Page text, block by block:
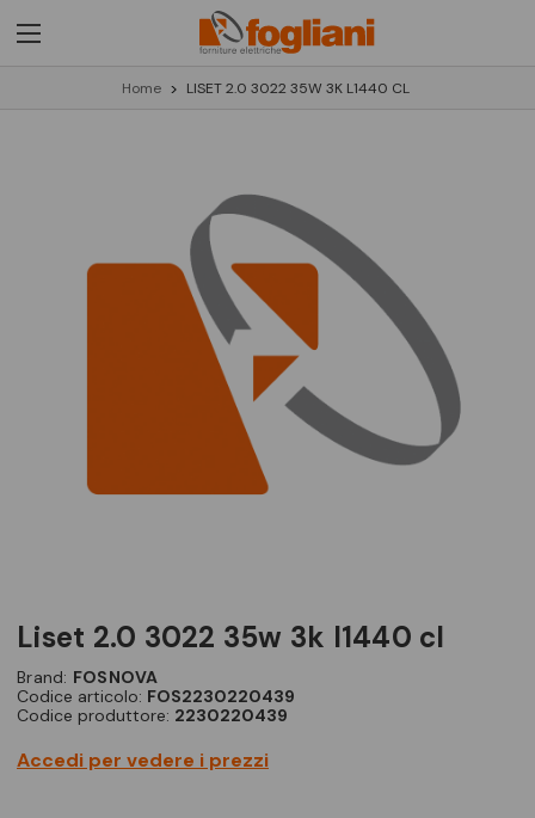
Home LISET 2.0 3022 35W 3K L1440 CL
liset 2.0 3022 35w 3k l1440 cl
Brand: FOSNOVA
Codice articolo: FOS2230220439
Codice produttore: 2230220439
Accedi per vedere i prezzi